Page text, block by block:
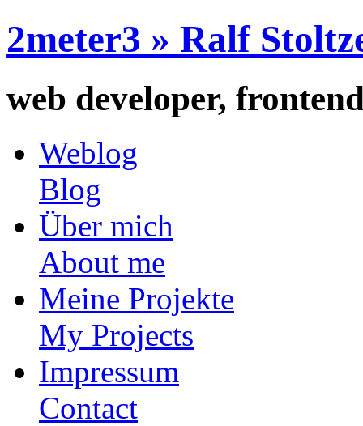
2meter3 » Ralf
web developer,
Weblog
Blog
Über mich
About me
Meine Projekte
My Projects
Impressum
Contact